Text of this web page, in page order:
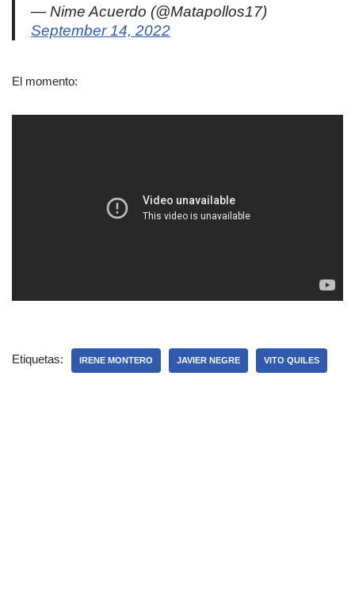
— Nime Acuerdo (@Matapollos17)
September 14, 2022
El momento:
Etiquetas: IRENE MONTERO JAVIER NEGRE VITO QUILES